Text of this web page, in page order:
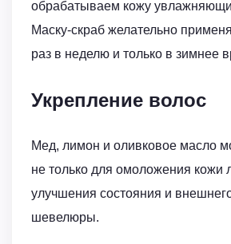
обрабатываем кожу
Маску-скраб желательно
раз в неделю и только в зимнее
Укрепление волос
Мед, лимон и оливковое масло
не только для омоложения кожи
улучшения состояния и
шевелюры.